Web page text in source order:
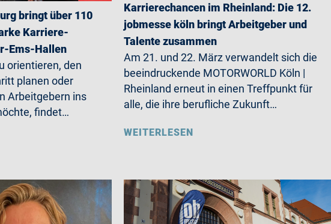
bringt über 110
Karriere-
Ems-Hallen
orientieren, den
planen oder
Arbeitgebern ins
findet…
Karrierechancen im Rheinland: Die 12.
jobmesse köln bringt Arbeitgeber und
Talente zusammen
Am 21. und 22. März verwandelt sich die
beeindruckende MOTORWORLD Köln |
Rheinland erneut in einen Treffpunkt für
alle, die ihre berufliche Zukunft…
WEITERLESEN